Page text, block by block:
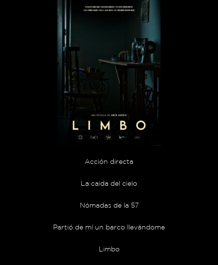
Acción directa
La caida del cielo
Nómadas de la 57
Partió de mí un barco llevándome
Limbo